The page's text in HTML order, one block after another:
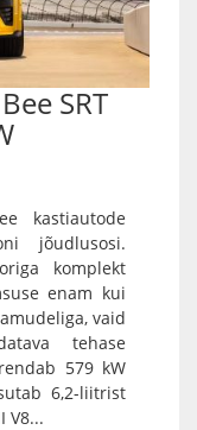
SRT
kastiautode
jõudlusosi.
komplekt
enam kui
vaid
tehase
579 kW
6,2-liitrist
V8...